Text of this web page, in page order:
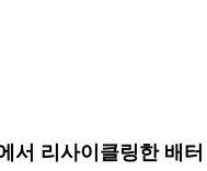
서 리사이클링한 배터